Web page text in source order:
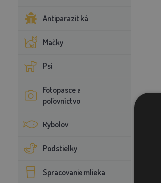
Antiparazitiká
Mačky
Psi
Fotopasce a
poľovníctvo
Rybolov
Podstielky
Spracovanie mlieka